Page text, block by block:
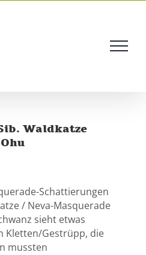
Waldkatze
Schattierungen
/ Neva-Masquerade
sieht etwas
Kletten/Gestrüpp, die
mussten